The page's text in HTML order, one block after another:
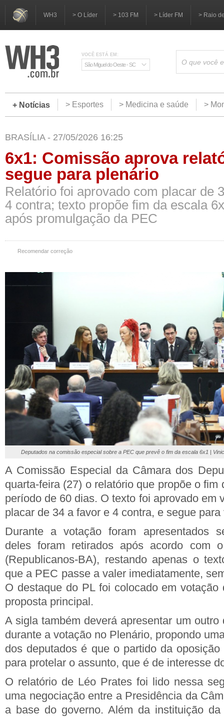
WH3 > O Líder > 103 FM > Líder FM > Raio
VOCÊ ESTÁ EM:
São Miguel do Oeste - SC
+ Notícias > Esportes > Medicina e saúde >
BRASÍLIA - 27/05/2026 16:25
6x1: Comissão aprova
segue para plenário
Relatório foi aprovado com placar de
4 contra; texto propõe fim da escala
após promulgação da PEC
Recomendar correção
Deputados na comissão especial sobre a PEC que prevê o fim da escala 6x1 |
A Comissão Especial da Câmara dos
quarta-feira (27) o relatório que propõe o fim
período de 60 dias. O texto foi aprovado em
placar de 34 a favor e 4 contra, e segue
Durante a votação foram apresentados
deles foram retirados após acordo com
(Republicanos-BA), restando apenas o
que a PEC passe a valer imediatamente,
O destaque do PL foi colocado em votação
proposta principal.
A sigla também deverá apresentar um outro
durante a votação no Plenário, propondo
dos deputados é que o partido da
para protelar o assunto, que é de interesse
O relatório de Léo Prates foi lido nessa
uma negociação entre a Presidência da
a base do governo. Além da instituição